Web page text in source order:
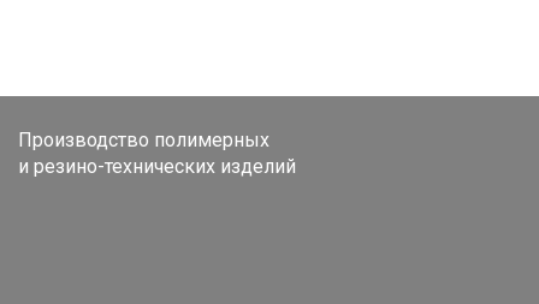
Производство полимерных
и резино-технических изделий